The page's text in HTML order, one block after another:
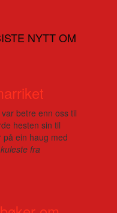
NYTT OM
betre enn oss til
hesten sin til
ein haug med
fra